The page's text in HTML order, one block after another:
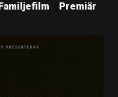
Premiär